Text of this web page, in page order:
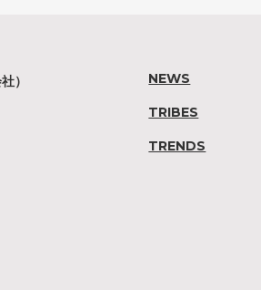
）
NEWS
TRIBES
TRENDS